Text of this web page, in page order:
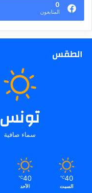
0
المتابعون
الطقس
تونس
سماء صافية
40
℃
السبت
40
℃
الأحد